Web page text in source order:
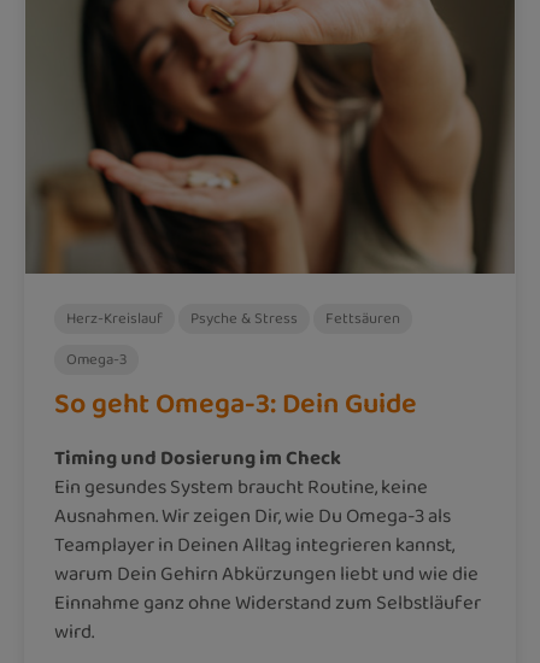
Herz-Kreislauf Psyche & Stress
Fettsäuren
Omega-3
So geht Omega-3: Dein Guide
Timing und Dosierung im Check
Ein gesundes System braucht Routine, keine
Ausnahmen. Wir zeigen Dir, wie Du Omega-3 als
Teamplayer in Deinen Alltag integrieren kannst,
warum Dein Gehirn Abkürzungen liebt und wie die
Einnahme ganz ohne Widerstand zum Selbstläufer
wird.